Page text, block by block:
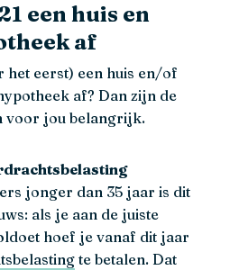
een huis en
af
het eerst) een huis en/of
af? Dan zijn de
voor jou belangrijk.
jonger dan 35 jaar is dit
als je aan de juiste
hoef je vanaf dit jaar
te betalen. Dat